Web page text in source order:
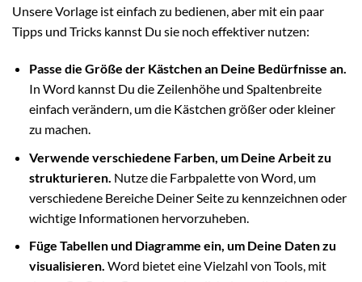
Unsere Vorlage ist einfach zu bedienen, aber mit ein paar
Tipps und Tricks kannst Du sie noch effektiver nutzen:
Passe die Größe der Kästchen an Deine Bedürfnisse an.
In Word kannst Du die Zeilenhöhe und Spaltenbreite
einfach verändern, um die Kästchen größer oder kleiner
zu machen.
Verwende verschiedene Farben, um Deine Arbeit zu
strukturieren. Nutze die Farbpalette von Word, um
verschiedene Bereiche Deiner Seite zu kennzeichnen oder
wichtige Informationen hervorzuheben.
Füge Tabellen und Diagramme ein, um Deine Daten zu
visualisieren. Word bietet eine Vielzahl von Tools, mit